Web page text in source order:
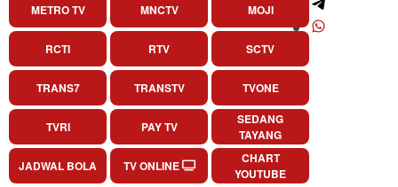
METRO TV MNCTV MOJI
RCTI RTV SCTV
TRANS7 TRANSTV TVONE
TVRI PAY TV
SEDANG
TAYANG
JADWAL BOLA
TV ONLINE
CHART
YOUTUBE